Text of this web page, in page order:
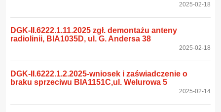
2025-02-18
DGK-II.6222.1.11.2025 zgł. demontażu anteny
radiolinii, BIA1035D, ul. G. Andersa 38
2025-02-18
DGK-II.6222.1.2.2025-wniosek i zaświadczenie o
braku sprzeciwu BIA1151C,ul. Welurowa 5
2025-02-14